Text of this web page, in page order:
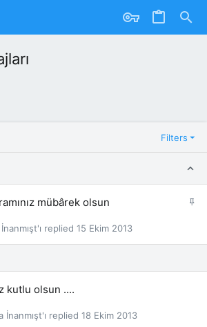
Filters
mübârek olsun
15 Ekim 2013
kutlu olsun ....
18 Ekim 2013
İnanmışt'ı